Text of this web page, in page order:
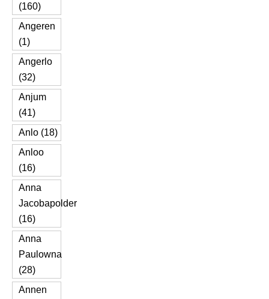
(160)
Angeren
(1)
Angerlo
(32)
Anjum
(41)
Anlo (18)
Anloo
(16)
Anna
Jacobapolder
(16)
Anna
Paulowna
(28)
Annen